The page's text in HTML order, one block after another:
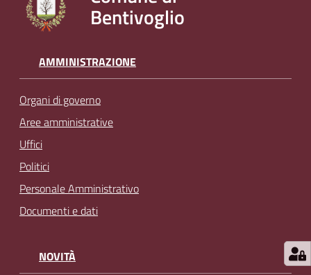
Tutti
gli
Seguici
su
Bentivoglio
AMMINISTRAZIONE
Organi di governo
Aree amministrative
Uffici
Politici
Personale Amministrativo
Documenti e dati
NOVITÀ